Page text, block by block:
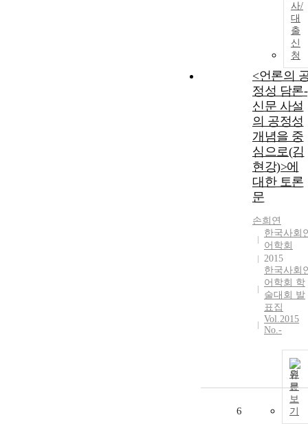
사/
대
출
신
청
<언론의
정성 담론-
신문 사설
의 공정성
개념을 중
심으로(김
현강)>에
대한 토론
문
손희연
한국사회
어학회
2015
한국사회
어학회 학
술대회 발
표집
Vol.2015
No.-
원
문
보
기
6